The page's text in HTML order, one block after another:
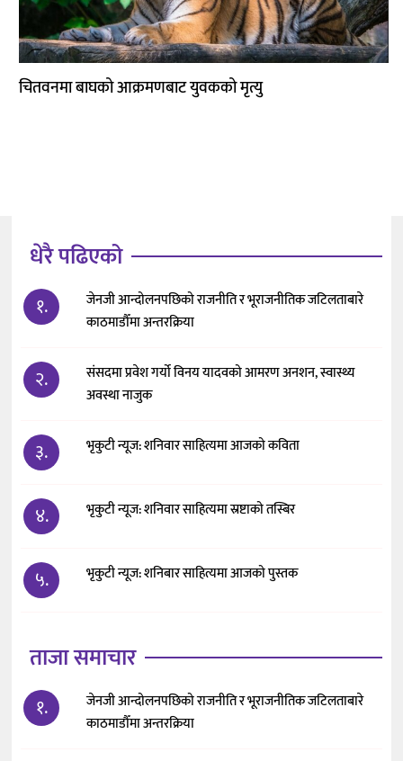
चितवनमा बाघको आक्रमणबाट युवकको मृत्यु
धेरै पढिएको
१.
जेनजी आन्दोलनपछिको राजनीति र भूराजनीतिक जटिलताबारे
काठमाडौँमा अन्तरक्रिया
२.
संसदमा प्रवेश गर्यो विनय यादवको आमरण अनशन, स्वास्थ्य
अवस्था नाजुक
३. भृकुटी न्यूज: शनिवार साहित्यमा आजको कविता
४. भृकुटी न्यूज: शनिवार साहित्यमा स्रष्टाको तस्बिर
५. भृकुटी न्यूज: शनिबार साहित्यमा आजको पुस्तक
ताजा समाचार
१.
जेनजी आन्दोलनपछिको राजनीति र भूराजनीतिक जटिलताबारे
काठमाडौँमा अन्तरक्रिया